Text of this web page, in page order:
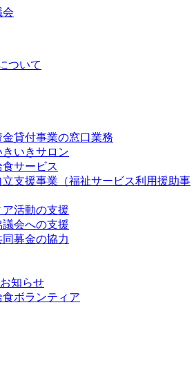
ついて
貸付事業の窓口業務
いきサロン
サービス
立支援事業（福祉サービス利用援助事
活動の支援
会への支援
募金の協力
知らせ
ボランティア